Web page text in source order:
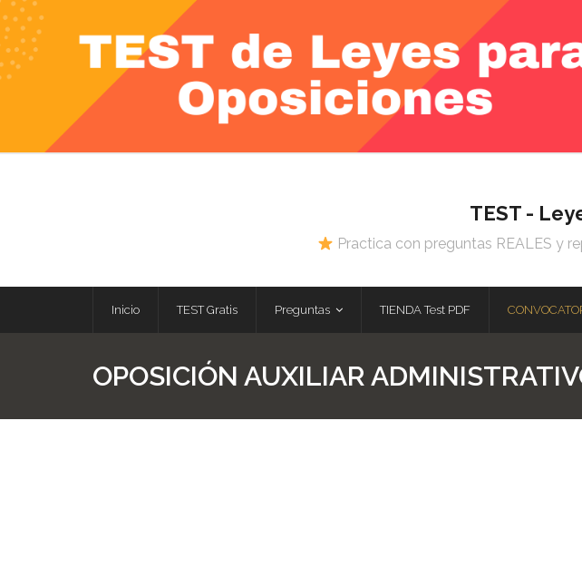
Skip
to
content
TEST -
Practica con preguntas REALES y
Inicio TEST Gratis Preguntas TIENDA Test PDF
OPOSICIÓN AUXILIAR